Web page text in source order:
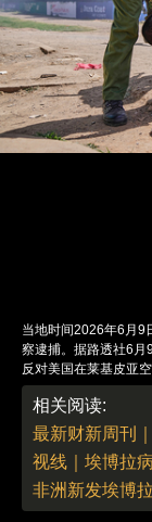
当地时间2026年6月9
察逮捕。据路透社6月
反对美国在莱基皮亚
果（金）感染埃博拉
场”的口号，遭警方
开枪打死了一名抗议
已发布临时禁令叫停
表示坚决支持，并称
肯尼亚提供1350万美
地居民与医疗从业者
相关阅读:
最新财新周刊
视线｜埃博拉
非洲新发埃博